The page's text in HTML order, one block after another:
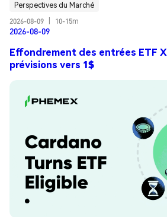
Perspectives du Marché
2026-08-09
10-15m
2026-08-09
Effondrement des entrées ETF
prévisions vers 1$